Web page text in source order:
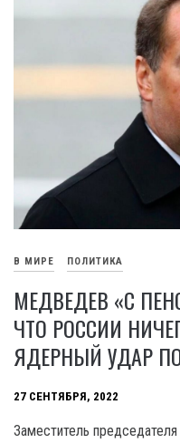
В МИРЕ ПОЛИТИКА
МЕДВЕДЕВ «С
ЧТО РОССИИ
ЯДЕРНЫЙ УДАР
27 СЕНТЯБРЯ, 2022
Заместитель